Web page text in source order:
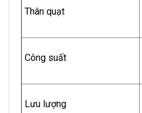
Thân quạt
Công suất
Lưu lượng